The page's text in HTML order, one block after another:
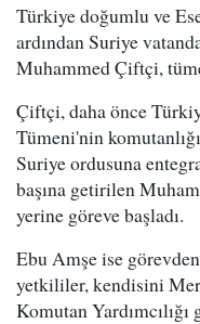
Türkiye doğumlu ve
ardından Suriye
Muhammed Çiftçi,
Çiftçi, daha önce
Tümeni'nin
Suriye ordusuna
başına getirilen
yerine göreve başladı.
Ebu Amşe ise
yetkililer, kendisini
Komutan Yardımcılığı